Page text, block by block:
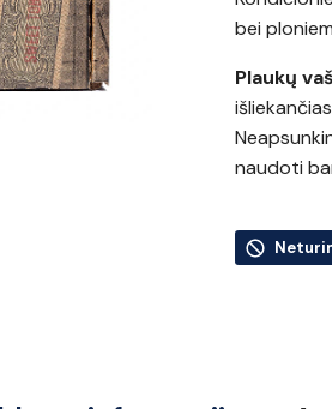
bei
Plaukų
naudoti